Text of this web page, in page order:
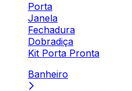
Porta
Janela
Fechadura
Dobradiça
Kit Porta Pronta
Banheiro